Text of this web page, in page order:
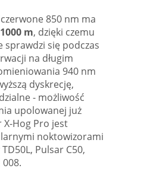
850 nm ma
m, dzięki czemu
się podczas
na długim
940 nm
dyskrecję,
- możliwość
upolowanej już
Hog Pro jest
noktowizorami
Pulsar C50,